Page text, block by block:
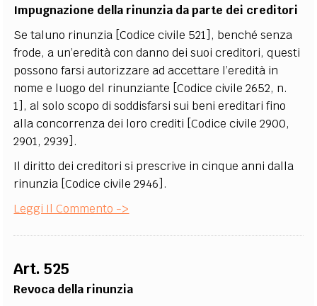
Impugnazione della rinunzia da parte dei creditori
Se taluno rinunzia [Codice civile 521], benché senza
frode, a un’eredità con danno dei suoi creditori, questi
possono farsi autorizzare ad accettare l’eredità in
nome e luogo del rinunziante [Codice civile 2652, n.
1], al solo scopo di soddisfarsi sui beni ereditari fino
alla concorrenza dei loro crediti [Codice civile 2900,
2901, 2939].
Il diritto dei creditori si prescrive in cinque anni dalla
rinunzia [Codice civile 2946].
Leggi Il Commento ->
Art. 525
Revoca della rinunzia